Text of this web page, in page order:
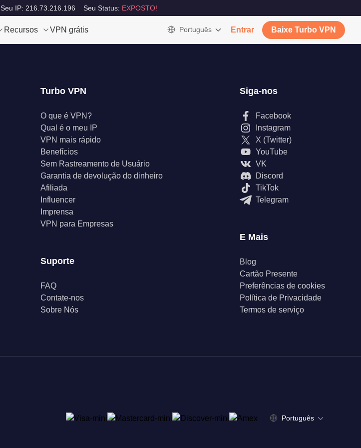
Seu IP: 216.73.216.196 Seu Status: EXPOSTO!
Recursos VPN grátis Português Entrar Baixe Turbo VPN
Turbo VPN
O que é VPN?
Qual é o meu IP
VPN mais rápido
Benefícios
Sem Rastreamento de Usuário
Garantia de devolução do dinheiro
Afiliada
Influencer
Imprensa
VPN para Empresas
Suporte
FAQ
Contate-nos
Sobre Nós
Siga-nos
Facebook
Instagram
X (Twitter)
YouTube
VK
Discord
TikTok
Telegram
E Mais
Blog
Cartão Presente
Preferências de cookies
Política de Privacidade
Termos de serviço
Português